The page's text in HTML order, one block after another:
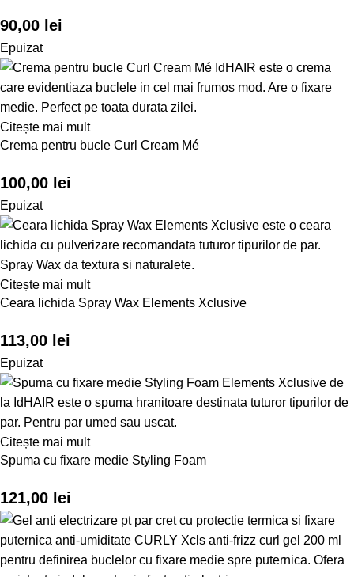
90,00 lei
Epuizat
Citește mai mult
Crema pentru bucle Curl Cream Mé
100,00 lei
Epuizat
Citește mai mult
Ceara lichida Spray Wax Elements Xclusive
113,00 lei
Epuizat
Citește mai mult
Spuma cu fixare medie Styling Foam
121,00 lei